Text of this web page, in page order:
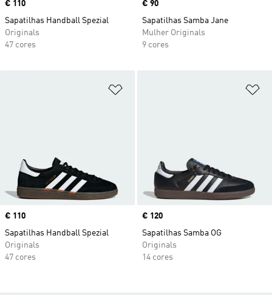
Price
€ 110
Sapatilhas Handball Spezial
Originals
47 cores
Price
€ 90
Sapatilhas Samba Jane
Mulher Originals
9 cores
Price
€ 110
Sapatilhas Handball Spezial
Originals
47 cores
Price
€ 120
Sapatilhas Samba OG
Originals
14 cores